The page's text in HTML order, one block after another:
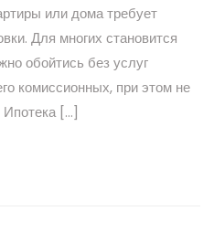
или дома требует
Для многих становится
обойтись без услуг
комиссионных, при этом не
Ипотека […]